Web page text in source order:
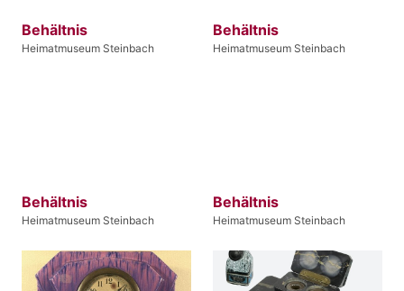
Behältnis
Heimatmuseum Steinbach
Behältnis
Heimatmuseum Steinbach
Behältnis
Heimatmuseum Steinbach
Behältnis
Heimatmuseum Steinbach